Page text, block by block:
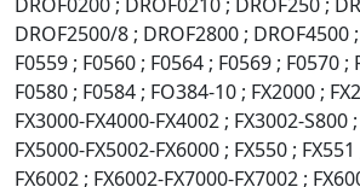
DROF2500/8 ; DROF2800 ; DROF4500
F0559 ; F0560 ; F0564 ; F0569 ; F0570 ;
F0580 ; F0584 ; FO384-10 ; FX2000 ;
FX3000-FX4000-FX4002 ; FX3002-S800
FX5000-FX5002-FX6000 ; FX550 ;
FX6002 ; FX6002-FX7000-FX7002 ;